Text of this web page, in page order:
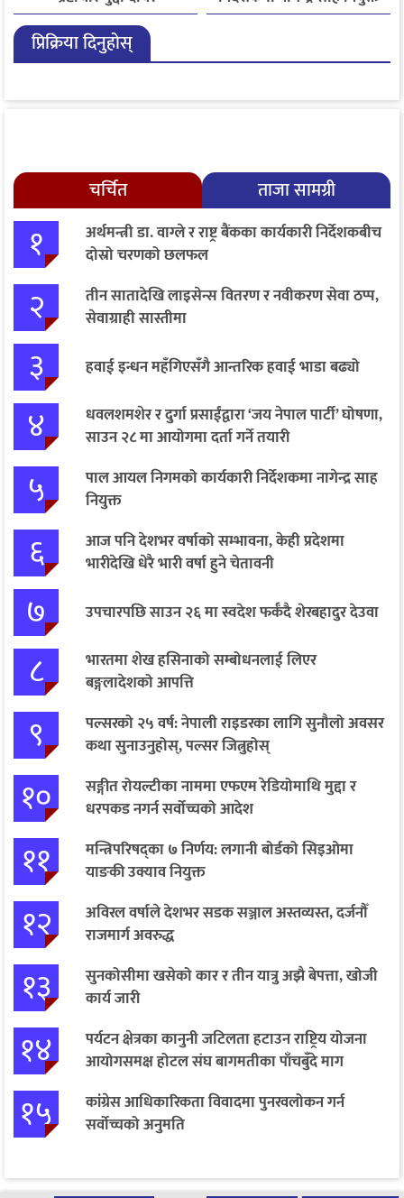
प्रिक्रिया दिनुहोस्
चर्चित ताजा सामग्री
१
अर्थमन्त्री डा. वाग्ले र राष्ट्र बैंकका कार्यकारी निर्देशकबीच
दोस्रो चरणको छलफल
२
तीन सातादेखि लाइसेन्स वितरण र नवीकरण सेवा ठप्प,
सेवाग्राही सास्तीमा
३ हवाई इन्धन महँगिएसँगै आन्तरिक हवाई भाडा बढ्यो
४
धवलशमशेर र दुर्गा प्रसाईंद्वारा ‘जय नेपाल पार्टी’ घोषणा,
साउन २८ मा आयोगमा दर्ता गर्ने तयारी
५
पाल आयल निगमको कार्यकारी निर्देशकमा नागेन्द्र साह
नियुक्त
६
आज पनि देशभर वर्षाको सम्भावना, केही प्रदेशमा
भारीदेखि धेरै भारी वर्षा हुने चेतावनी
७ उपचारपछि साउन २६ मा स्वदेश फर्कँदै शेरबहादुर देउवा
८
भारतमा शेख हसिनाको सम्बोधनलाई लिएर
बङ्गलादेशको आपत्ति
९
पल्सरको २५ वर्ष: नेपाली राइडरका लागि सुनौलो अवसर
कथा सुनाउनुहोस्, पल्सर जित्नुहोस्
१०
सङ्गीत रोयल्टीका नाममा एफएम रेडियोमाथि मुद्दा र
धरपकड नगर्न सर्वोच्चको आदेश
११
मन्त्रिपरिषद्का ७ निर्णय: लगानी बोर्डको सिइओमा
याङकी उक्याव नियुक्त
१२
अविरल वर्षाले देशभर सडक सञ्जाल अस्तव्यस्त, दर्जनौँ
राजमार्ग अवरुद्ध
१३
सुनकोसीमा खसेको कार र तीन यात्रु अझै बेपत्ता, खोजी
कार्य जारी
१४
पर्यटन क्षेत्रका कानुनी जटिलता हटाउन राष्ट्रिय योजना
आयोगसमक्ष होटल संघ बागमतीका पाँचबुँदे माग
१५
कांग्रेस आधिकारिकता विवादमा पुनरवलोकन गर्न
सर्वोच्चको अनुमति